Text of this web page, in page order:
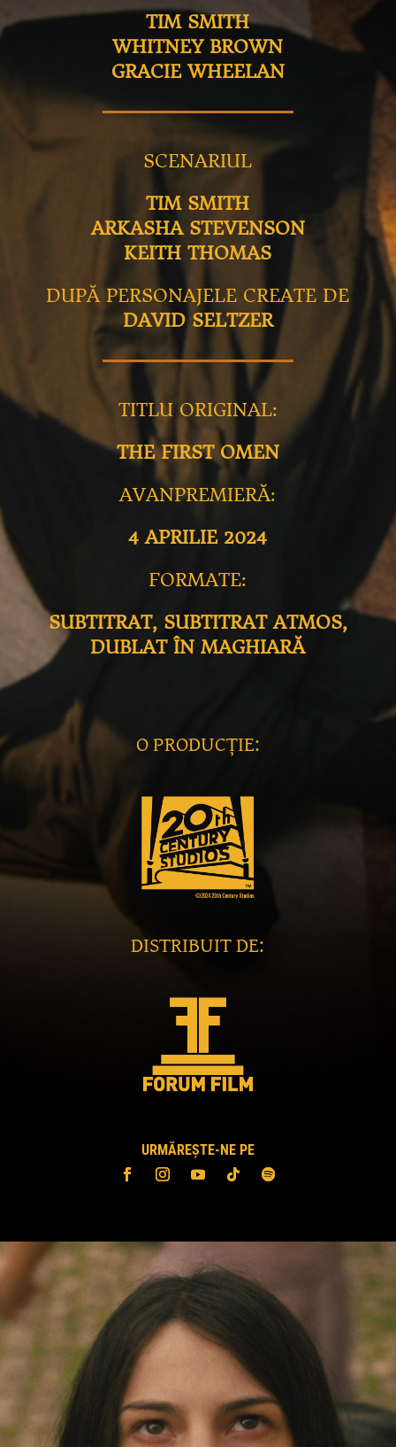
TIM SMITH
WHITNEY BROWN
GRACIE WHEELAN
SCENARIUL
TIM SMITH
ARKASHA STEVENSON
KEITH THOMAS
DUPĂ PERSONAJELE CREATE DE
DAVID SELTZER
TITLU ORIGINAL:
THE FIRST OMEN
AVANPREMIERĂ:
4 APRILIE 2024
FORMATE:
SUBTITRAT, SUBTITRAT ATMOS,
DUBLAT ÎN MAGHIARĂ
O PRODUCȚIE:
DISTRIBUIT DE:
URMĂREȘTE-NE PE